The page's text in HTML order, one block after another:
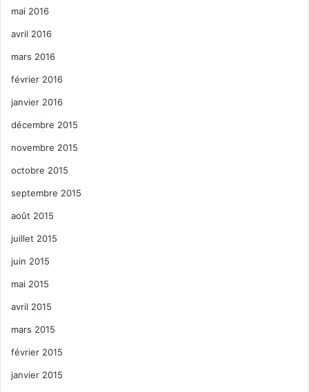
mai 2016
avril 2016
mars 2016
février 2016
janvier 2016
décembre 2015
novembre 2015
octobre 2015
septembre 2015
août 2015
juillet 2015
juin 2015
mai 2015
avril 2015
mars 2015
février 2015
janvier 2015